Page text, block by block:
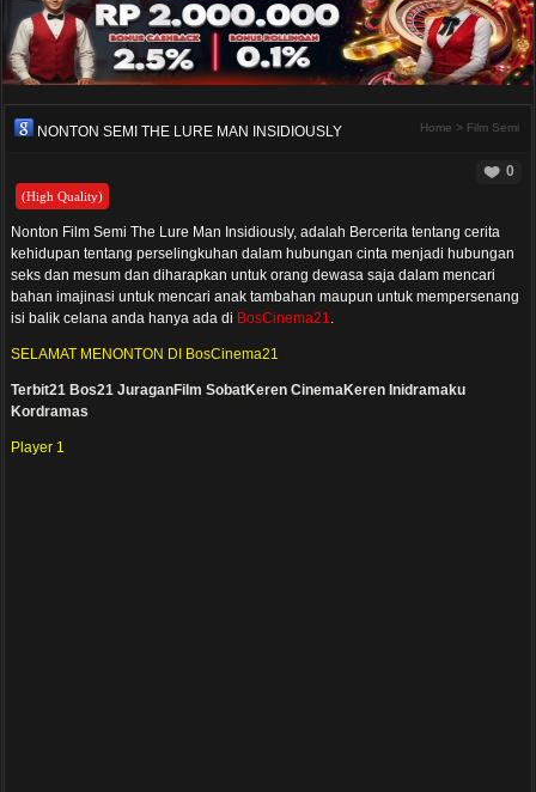
NONTON SEMI THE LURE MAN INSIDIOUSLY Home > Film Semi
0
(High Quality)
Nonton Film Semi The Lure Man Insidiously, adalah Bercerita tentang cerita
kehidupan tentang perselingkuhan dalam hubungan cinta menjadi hubungan
seks dan mesum dan diharapkan untuk orang dewasa saja dalam mencari
bahan imajinasi untuk mencari anak tambahan maupun untuk mempersenang
isi balik celana anda hanya ada di BosCinema21.
SELAMAT MENONTON DI BosCinema21
Terbit21 Bos21 JuraganFilm SobatKeren CinemaKeren Inidramaku
Kordramas
Player 1